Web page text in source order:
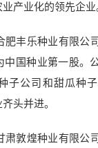
产业化的领先企业
肥丰乐种业有限公
中国种业第一股。
子公司和甜瓜种
头并进。
肃敦煌种业有限公